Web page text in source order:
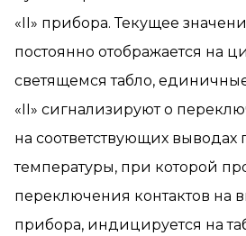
«II» прибора. Текущее
постоянно отображается на
светящемся табло,
«II» сигнализируют о
на соответствующих выводах
температуры, при которой
переключения контактов на
прибора, индицируется на